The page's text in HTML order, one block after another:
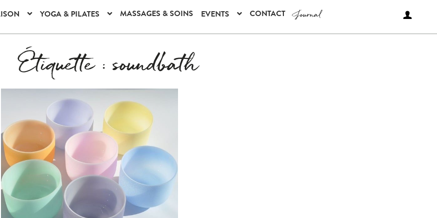
YOGA & PILATES MASSAGES & SOINS EVENTS CONTACT Journal
Étiquette :soundbath